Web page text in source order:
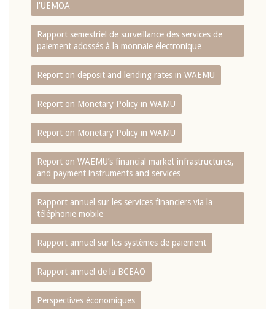
l'UEMOA
Rapport semestriel de surveillance des services de
paiement adossés à la monnaie électronique
Report on deposit and lending rates in WAEMU
Report on Monetary Policy in WAMU
Report on Monetary Policy in WAMU
Report on WAEMU’s financial market infrastructures,
and payment instruments and services
Rapport annuel sur les services financiers via la
téléphonie mobile
Rapport annuel sur les systèmes de paiement
Rapport annuel de la BCEAO
Perspectives économiques